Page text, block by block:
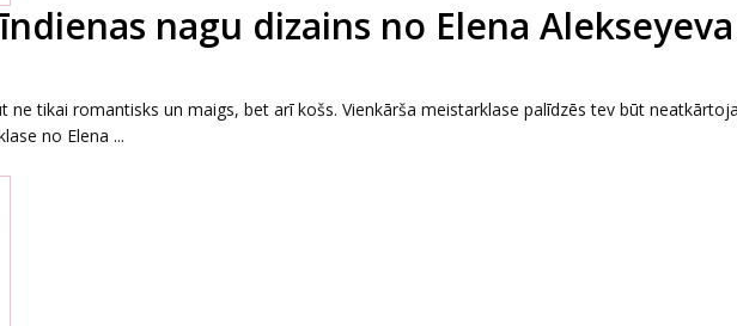
nagu dizains no Elena Alekseyeva
ne tikai romantisks un maigs, bet arī košs. Vienkārša meistarklase palīdzēs tev būt
no Elena ...